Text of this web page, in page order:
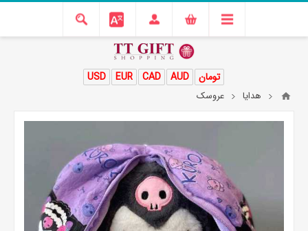
USD EUR CAD AUD تومان
هدایا عروسک